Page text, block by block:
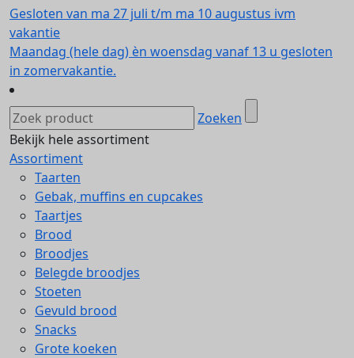
Gesloten van ma 27 juli t/m ma 10 augustus ivm
vakantie
Maandag (hele dag) èn woensdag vanaf 13 u gesloten
in zomervakantie.
Zoeken
Bekijk hele assortiment
Assortiment
Taarten
Gebak, muffins en cupcakes
Taartjes
Brood
Broodjes
Belegde broodjes
Stoeten
Gevuld brood
Snacks
Grote koeken